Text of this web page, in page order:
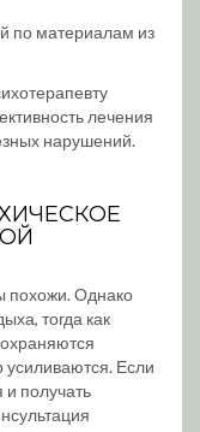
по материалам из
лечения
нарушений.
похожи. Однако
тогда как
Если
получать